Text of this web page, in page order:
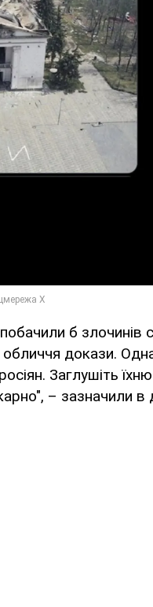
б злочинів
обличчя докази.
Заглушіть
– зазначили в